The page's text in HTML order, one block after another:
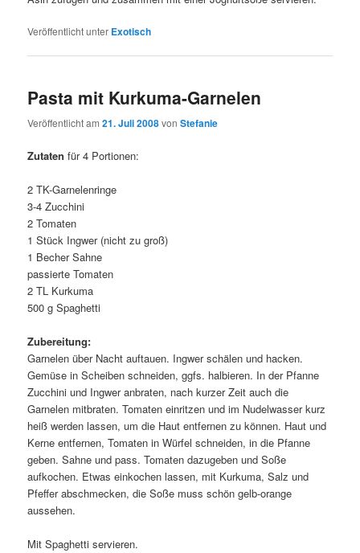
Veröffentlicht unter Exotisch
Pasta mit Kurkuma-Garnelen
Veröffentlicht am21. Juli 2008vonStefanie
Zutaten für 4 Portionen:
2 TK-Garnelenringe
3-4 Zucchini
2 Tomaten
1 Stück Ingwer (nicht zu groß)
1 Becher Sahne
passierte Tomaten
2 TL Kurkuma
500 g Spaghetti
Zubereitung:
Garnelen über Nacht auftauen. Ingwer schälen und hacken.
Gemüse in Scheiben schneiden, ggfs. halbieren. In der Pfanne
Zucchini und Ingwer anbraten, nach kurzer Zeit auch die
Garnelen mitbraten. Tomaten einritzen und im Nudelwasser kurz
heiß werden lassen, um die Haut entfernen zu können. Haut und
Kerne entfernen, Tomaten in Würfel schneiden, in die Pfanne
geben. Sahne und pass. Tomaten dazugeben und Soße
aufkochen. Etwas einkochen lassen, mit Kurkuma, Salz und
Pfeffer abschmecken, die Soße muss schön gelb-orange
aussehen.
Mit Spaghetti servieren.